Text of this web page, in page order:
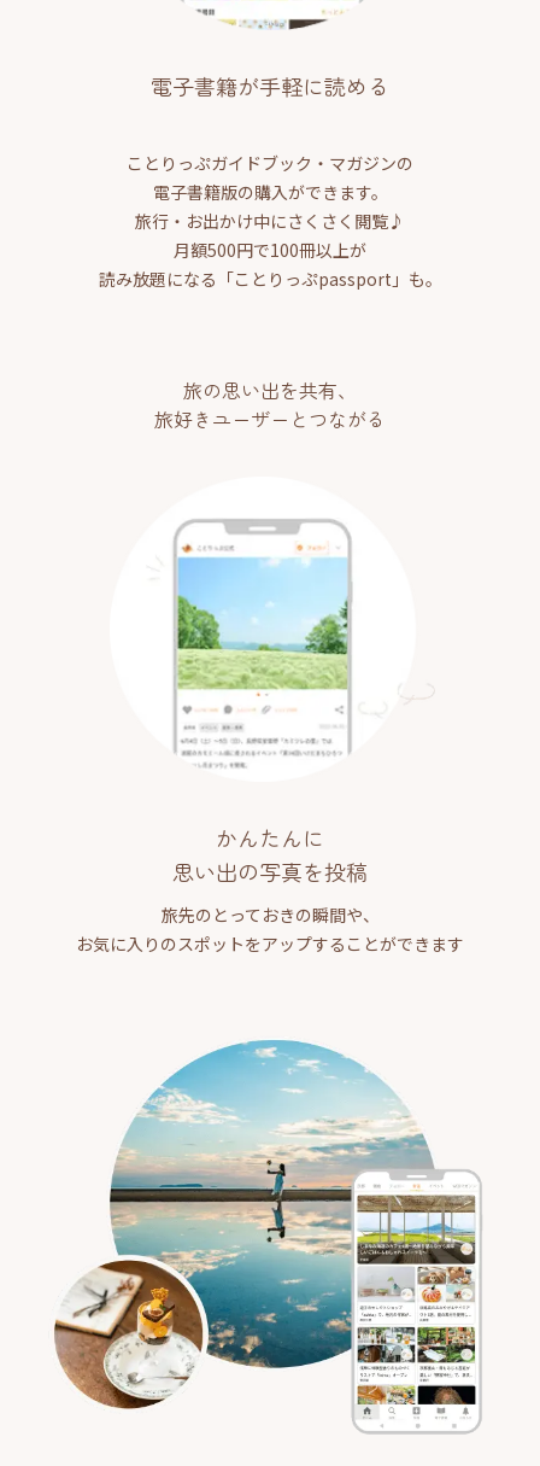
電子書籍が手軽に読める
ことりっぷガイドブック・マガジンの
電子書籍版の購入ができます。
旅行・お出かけ中にさくさく閲覧♪
月額500円で100冊以上が
読み放題になる「ことりっぷpassport」も。
旅の思い出を共有、
旅好きユーザーとつながる
かんたんに
思い出の写真を投稿
旅先のとっておきの瞬間や、
お気に入りのスポットをアップすることができます